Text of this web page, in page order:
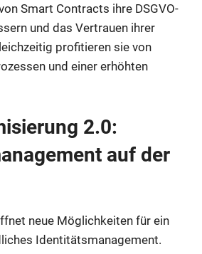
Smart Contracts ihre DSGVO-
und das Vertrauen ihrer
profitieren sie von
und einer erhöhten
2.0:
auf der
neue Möglichkeiten für ein
Identitätsmanagement.